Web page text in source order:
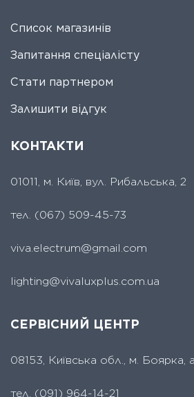
Список магазинів
Запитання спеціалісту
Стати партнером
Залишити відгук
КОНТАКТИ
01011, м. Київ, вул. Рибальська, 2
тел. (067) 509-45-73
viva.electrum@gmail.com
lighting@vivaluxplus.com.ua
СЕРВІСНИЙ ЦЕНТР
08153, Київська обл., м. Боярка,
тел. (091) 964-14-21